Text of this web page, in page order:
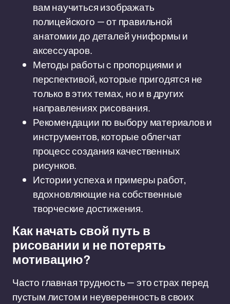
вам научиться изображать
полицейского — от правильной
анатомии до деталей униформы и
аксессуаров.
Методы работы с пропорциями и
перспективой, которые пригодятся не
только в этих темах, но и в других
направлениях рисования.
Рекомендации по выбору материалов и
инструментов, которые облегчат
процесс создания качественных
рисунков.
Истории успеха и примеры работ,
вдохновляющие на собственные
творческие достижения.
Как начать свой путь в
рисовании и не потерять
мотивацию?
Часто главная трудность — это страх перед
пустым листом и неуверенность в своих